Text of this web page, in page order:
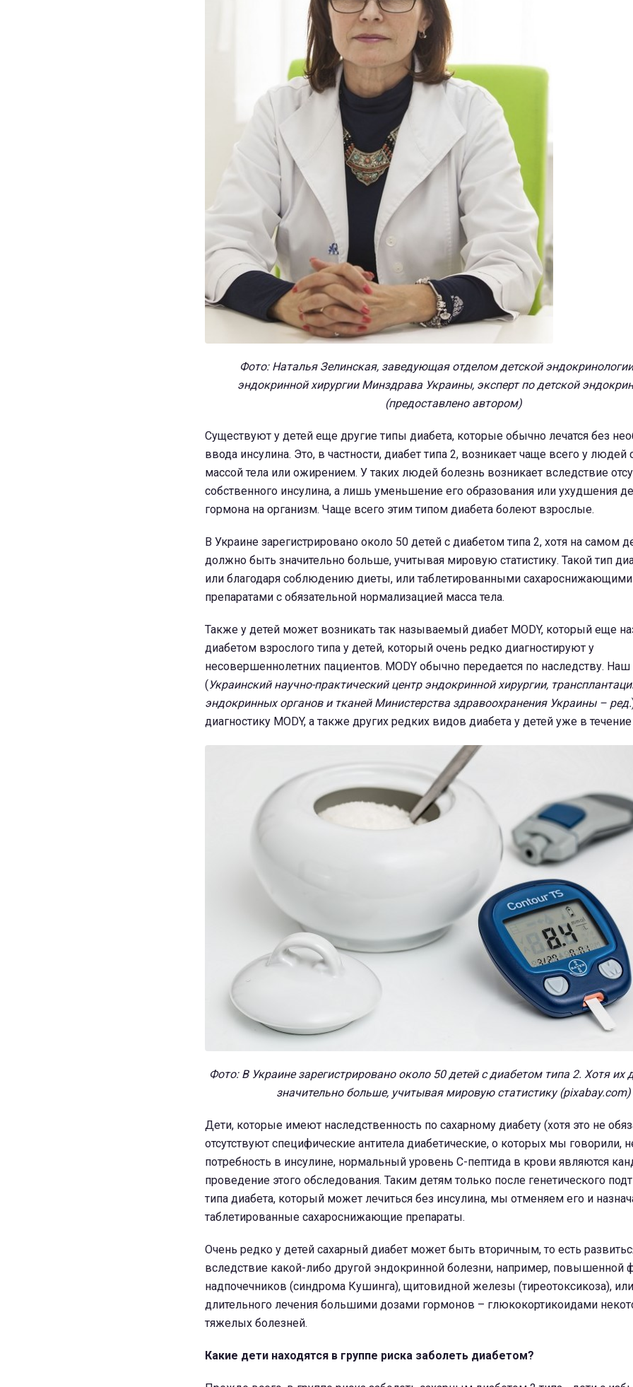
Фото: Наталья Зелинская, заведующая отделом детской
эндокринной хирургии Минздрава Украины, эксперт по детской
(предоставлено автором)
Существуют у детей еще другие типы диабета, которые обычно лечатся без
ввода инсулина. Это, в частности, диабет типа 2, возникает чаще всего у людей
массой тела или ожирением. У таких людей болезнь возникает вследствие
собственного инсулина, а лишь уменьшение его образования или ухудшения
гормона на организм. Чаще всего этим типом диабета болеют взрослые.
В Украине зарегистрировано около 50 детей с диабетом типа 2, хотя на самом
должно быть значительно больше, учитывая мировую статистику. Такой тип
или благодаря соблюдению диеты, или таблетированными сахароснижающими
препаратами с обязательной нормализацией масса тела.
Также у детей может возникать так называемый диабет MODY, который еще
диабетом взрослого типа у детей, который очень редко диагностируют у
несовершеннолетних пациентов. MODY обычно передается по наследству. Наш
(Украинский научно-практический центр эндокринной хирургии,
эндокринных органов и тканей Министерства здравоохранения Украины – ред.
диагностику MODY, а также других редких видов диабета у детей уже в течение
Фото: В Украине зарегистрировано около 50 детей с диабетом типа 2. Хотя их
значительно больше, учитывая мировую статистику (pixabay.com)
Дети, которые имеют наследственность по сахарному диабету (хотя это не
отсутствуют специфические антитела диабетические, о которых мы говорили,
потребность в инсулине, нормальный уровень С-пептида в крови являются
проведение этого обследования. Таким детям только после генетического
типа диабета, который может лечиться без инсулина, мы отменяем его и
таблетированные сахароснижающие препараты.
Очень редко у детей сахарный диабет может быть вторичным, то есть
вследствие какой-либо другой эндокринной болезни, например, повышенной
надпочечников (синдрома Кушинга), щитовидной железы (тиреотоксикоза), или
длительного лечения большими дозами гормонов – глюкокортикоидами
тяжелых болезней.
Какие дети находятся в группе риска заболеть диабетом?